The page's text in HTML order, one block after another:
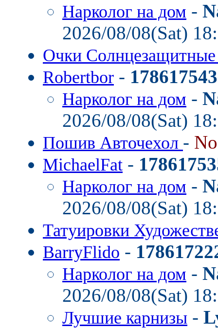
Нарколог на дом -
2026/08/08(Sat)
Очки
Robertbor -
Нарколог на дом -
2026/08/08(Sat)
Пошив Авточехол -
MichaelFat -
Нарколог на дом -
2026/08/08(Sat)
Татуировки
BarryFlido -
Нарколог на дом -
2026/08/08(Sat)
Лучшие карнизы -